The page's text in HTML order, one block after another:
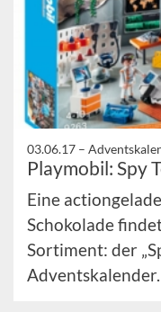
03.06.17 –
Playmobil: Spy
Eine
Schokolade
Sortiment: der
Adventskalender.